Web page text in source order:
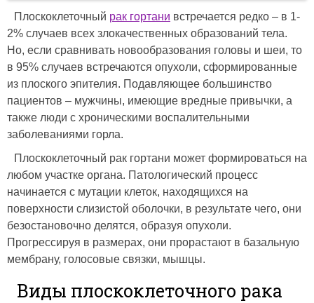
Плоскоклеточный рак гортани встречается редко – в 1-
2% случаев всех злокачественных образований тела.
Но, если сравнивать новообразования головы и шеи, то
в 95% случаев встречаются опухоли, сформированные
из плоского эпителия. Подавляющее большинство
пациентов – мужчины, имеющие вредные привычки, а
также люди с хроническими воспалительными
заболеваниями горла.
Плоскоклеточный рак гортани может формироваться на
любом участке органа. Патологический процесс
начинается с мутации клеток, находящихся на
поверхности слизистой оболочки, в результате чего, они
безостановочно делятся, образуя опухоли.
Прогрессируя в размерах, они прорастают в базальную
мембрану, голосовые связки, мышцы.
Виды плоскоклеточного рака